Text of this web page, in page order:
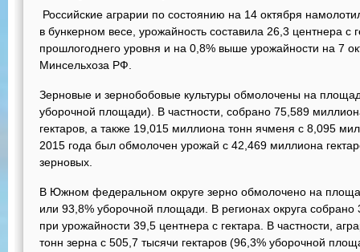
Российские аграрии по состоянию на 14 октября
в бункерном весе, урожайность составила 26,3 центнера с
прошлогоднего уровня и на 0,8% выше урожайности на 7
Минсельхоза РФ.
Зерновые и зернобобовые культуры обмолочены на
уборочной площади). В частности, собрано 75,589
гектаров, а также 19,015 миллиона тонн ячменя с 8,095
2015 года был обмолочен урожай с 42,469 миллиона
зерновых.
В Южном федеральном округе зерно обмолочено на
или 93,8% уборочной площади. В регионах округа
при урожайности 39,5 центнера с гектара. В частности,
тонн зерна с 505,7 тысячи гектаров (96,3% уборочной